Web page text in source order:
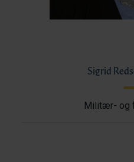
Sigrid
Militær- og